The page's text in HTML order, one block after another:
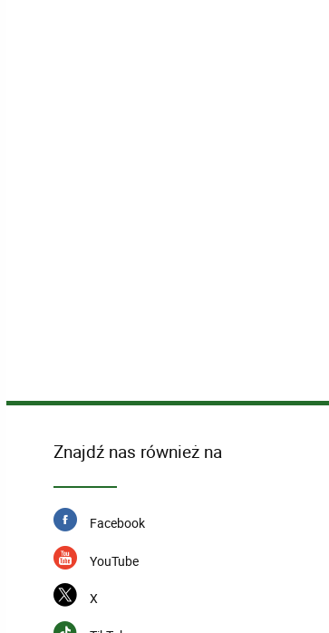
Znajdź nas również na
Facebook
YouTube
X